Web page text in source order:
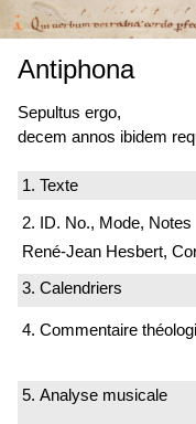
Antiphona
Sepultus ergo,
decem annos ibidem
1. Texte
2. ID. No., Mode, Notes
René-Jean Hesbert,
3. Calendriers
4. Commentaire
5. Analyse musicale